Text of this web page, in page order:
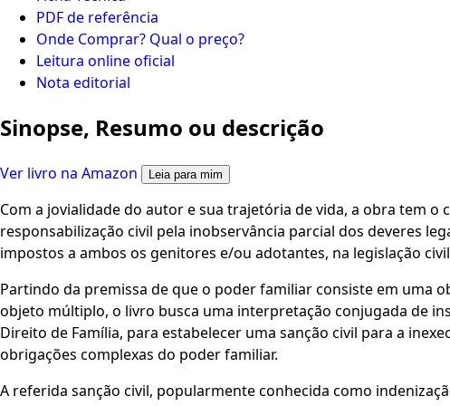
PDF de referência
Onde Comprar? Qual o preço?
Leitura online oficial
Nota editorial
Sinopse, Resumo ou descrição
Ver livro na Amazon Leia para mim
Com a jovialidade do autor e sua trajetória de vida, a obra tem o
responsabilização civil pela inobservância parcial dos deveres
impostos a ambos os genitores e/ou adotantes, na legislação
Partindo da premissa de que o poder familiar consiste em uma
objeto múltiplo, o livro busca uma interpretação conjugada de
Direito de Família, para estabelecer uma sanção civil para a
obrigações complexas do poder familiar.
A referida sanção civil, popularmente conhecida como